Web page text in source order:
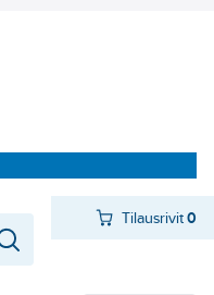
Tilausrivit 0